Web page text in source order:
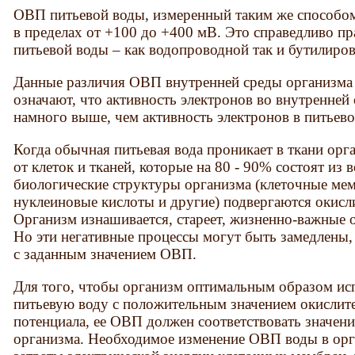
ОВП питьевой воды, измеренный таким же
в пределах от +100 до +400 мВ. Это справедливо
питьевой воды – как водопроводной так и
Данные различия ОВП внутренней среды организма
означают, что активность электронов во внутренней
намного выше, чем активность электронов в
Когда обычная питьевая вода проникает в ткани
от клеток и тканей, которые на 80 - 90% состоят из
биологические структуры организма (клеточные
нуклеиновые кислоты и другие) подвергаются
Организм изнашивается, стареет, жизненно-
Но эти негативные процессы могут быть замедлены,
с заданным значением ОВП.
Для того, чтобы организм оптимальным образом
питьевую воду с положительным значением
потенциала, ее ОВП должен соответствовать
организма. Необходимое изменение ОВП воды в